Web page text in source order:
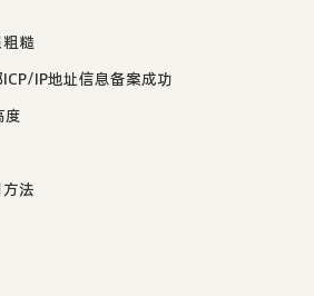
糙
IP地址信息备案成功
度
法